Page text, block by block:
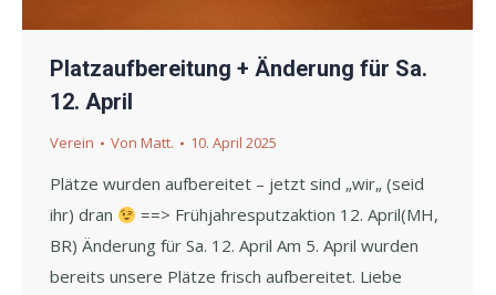
Platzaufbereitung + Änderung für Sa.
12. April
Verein Von Matt. 10. April 2025
Plätze wurden aufbereitet – jetzt sind „wir„ (seid
ihr) dran
==> Frühjahresputzaktion 12. April(MH,
BR) Änderung für Sa. 12. April Am 5. April wurden
bereits unsere Plätze frisch aufbereitet. Liebe